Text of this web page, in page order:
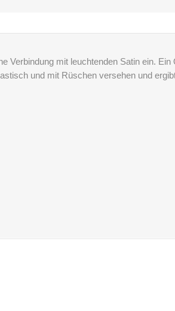
Verbindung mit leuchtenden Satin ein.
und mit Rüschen versehen und